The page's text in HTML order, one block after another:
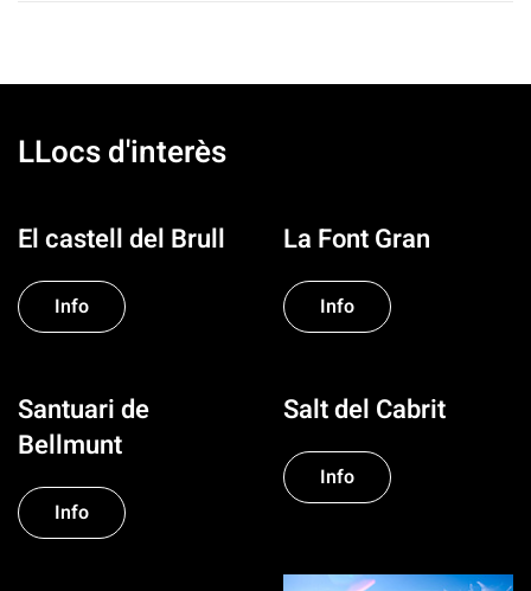
LLocs d'interès
El castell del Brull
Info
La Font Gran
Info
Santuari de
Bellmunt
Info
Salt del Cabrit
Info